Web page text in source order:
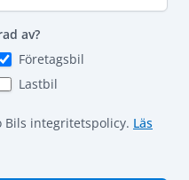
av?
Företagsbil
Lastbil
Bils integritetspolicy. Läs